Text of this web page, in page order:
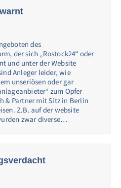
des
der sich „Rostock24“ oder
und unter der Website
Anleger leider, wie
unseriösen oder gar
zum Opfer
& Partner mit Sitz in Berlin
Z.B. auf der website
zwar diverse…